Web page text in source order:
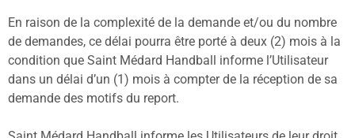
En raison de la complexité de la demande et/ou du nombre
de demandes, ce délai pourra être porté à deux (2) mois à la
condition que Saint Médard Handball informe l’Utilisateur
dans un délai d’un (1) mois à compter de la réception de sa
demande des motifs du report.